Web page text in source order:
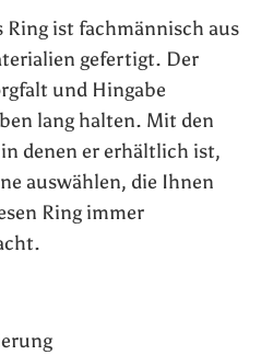
Ring ist fachmännisch aus
gefertigt. Der
und Hingabe
lang halten. Mit den
denen er erhältlich ist,
auswählen, die Ihnen
Ring immer